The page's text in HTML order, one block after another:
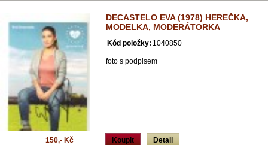
DECASTELO EVA (1978) HEREČKA,
MODELKA, MODERÁTORKA
Kód položky: 1040850
foto s podpisem
Koupit Detail
150,- Kč